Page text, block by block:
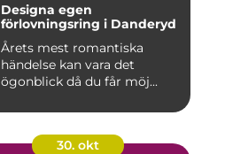
Designa egen
förlovningsring i Danderyd
Årets mest romantiska
händelse kan vara det
ögonblick då du får möj...
30. okt